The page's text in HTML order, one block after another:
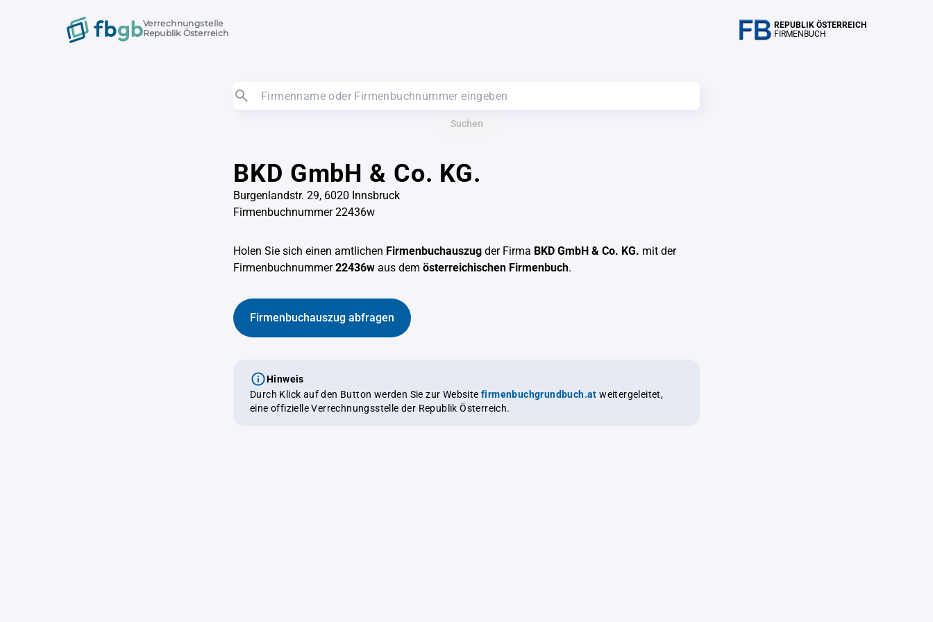
Verrechnungstelle
Republik Österreich
REPUBLIK ÖSTERREICH
FIRMENBUCH
Suchen
BKD GmbH & Co. KG.
Burgenlandstr. 29, 6020 Innsbruck
Firmenbuchnummer 22436w
Holen Sie sich einen amtlichen Firmenbuchauszug der Firma BKD GmbH & Co. KG. mit der
Firmenbuchnummer22436w aus dem österreichischen Firmenbuch.
Firmenbuchauszug abfragen
Hinweis
Durch Klick auf den Button werden Sie zur Website firmenbuchgrundbuch.at weitergeleitet,
eine offizielle Verrechnungsstelle der Republik Österreich.